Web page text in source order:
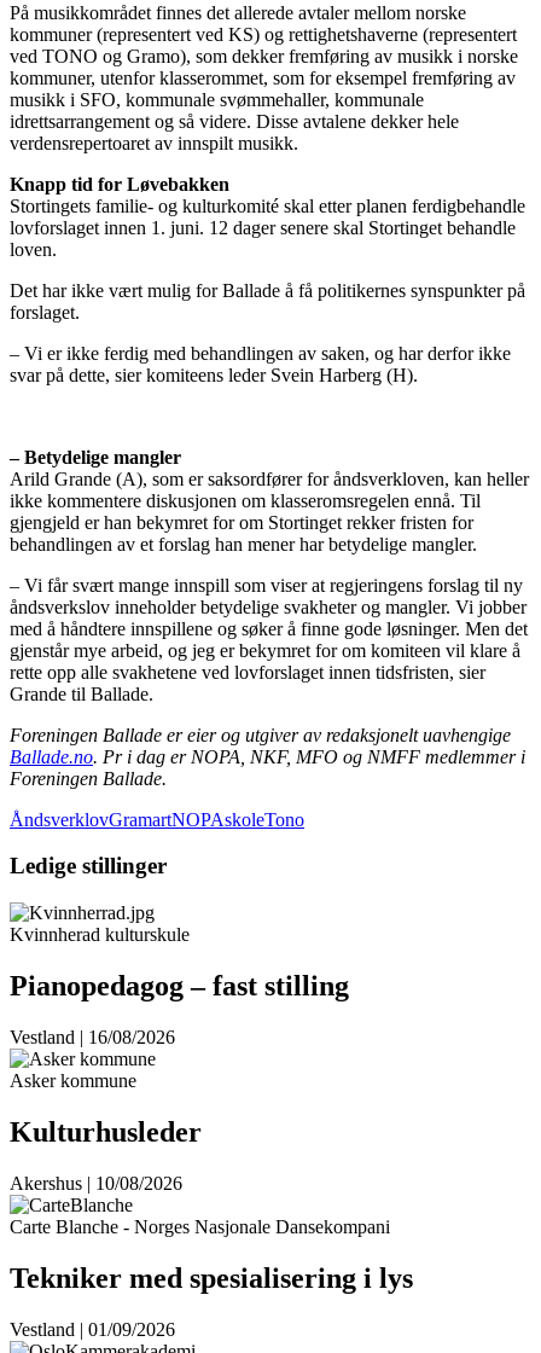
På musikkområdet finnes det allerede avtaler mellom norske
kommuner (representert ved KS) og rettighetshaverne (representert
ved TONO og Gramo), som dekker fremføring av musikk i norske
kommuner, utenfor klasserommet, som for eksempel fremføring av
musikk i SFO, kommunale svømmehaller, kommunale
idrettsarrangement og så videre. Disse avtalene dekker hele
verdensrepertoaret av innspilt musikk.
Knapp tid for Løvebakken
Stortingets familie- og kulturkomité skal etter planen ferdigbehandle
lovforslaget innen 1. juni. 12 dager senere skal Stortinget behandle
loven.
Det har ikke vært mulig for Ballade å få politikernes synspunkter på
forslaget.
– Vi er ikke ferdig med behandlingen av saken, og har derfor ikke
svar på dette, sier komiteens leder Svein Harberg (H).
– Betydelige mangler
Arild Grande (A), som er saksordfører for åndsverkloven, kan heller
ikke kommentere diskusjonen om klasseromsregelen ennå. Til
gjengjeld er han bekymret for om Stortinget rekker fristen for
behandlingen av et forslag han mener har betydelige mangler.
– Vi får svært mange innspill som viser at regjeringens forslag til ny
åndsverkslov inneholder betydelige svakheter og mangler. Vi jobber
med å håndtere innspillene og søker å finne gode løsninger. Men det
gjenstår mye arbeid, og jeg er bekymret for om komiteen vil klare å
rette opp alle svakhetene ved lovforslaget innen tidsfristen, sier
Grande til Ballade.
Foreningen Ballade er eier og utgiver av redaksjonelt uavhengige
Ballade.no. Pr i dag er NOPA, NKF, MFO og NMFF medlemmer i
Foreningen Ballade.
ÅndsverklovGramartNOPAskoleTono
Ledige stillinger
Kvinnherad kulturskule
Pianopedagog – fast stilling
Vestland | 16/08/2026
Asker kommune
Kulturhusleder
Akershus | 10/08/2026
Carte Blanche - Norges Nasjonale Dansekompani
Tekniker med spesialisering i lys
Vestland | 01/09/2026